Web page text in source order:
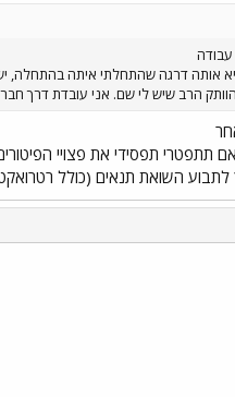
הרב שיש לי שם. אני עובדת דרך
תתפטרי תפסידי את פצויי
לתבוע השואת תנאים (כולל